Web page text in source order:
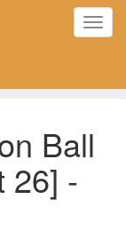
Ball
26] -